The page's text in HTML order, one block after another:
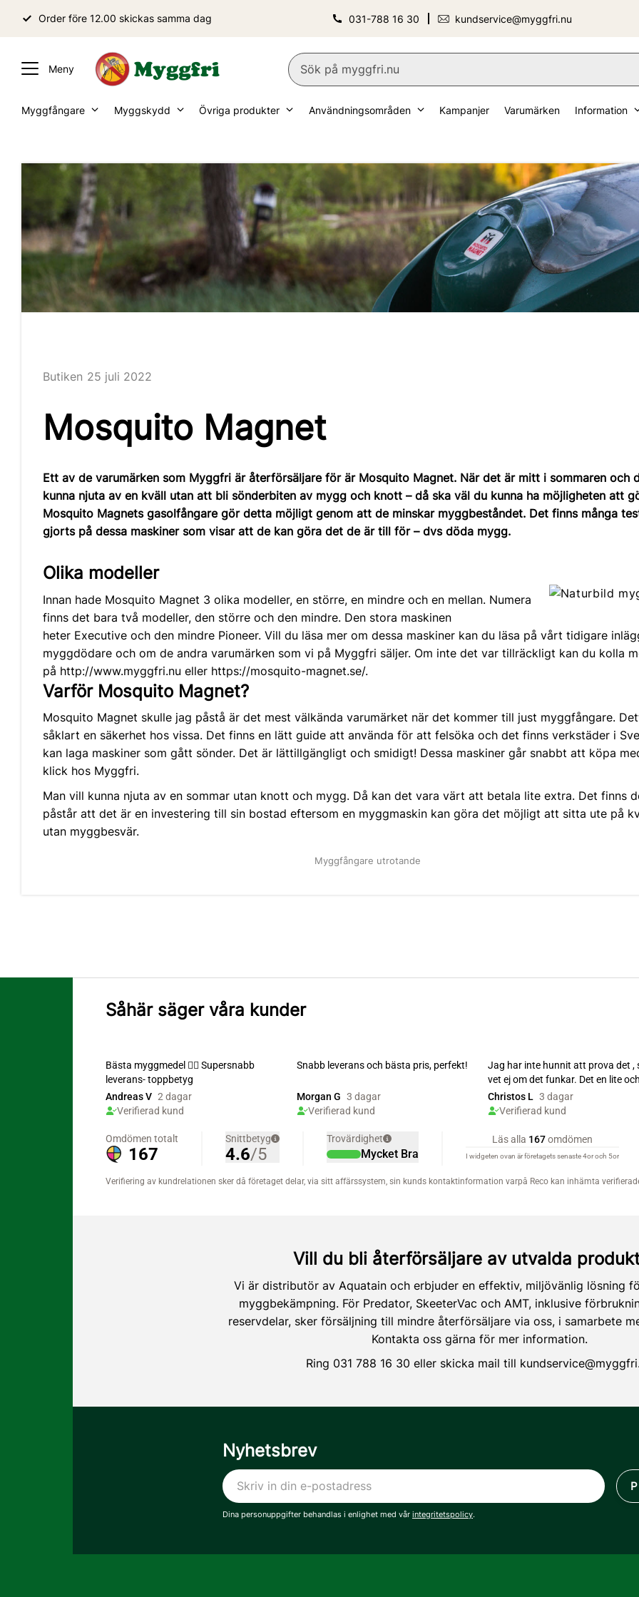
Order före 12.00 skickas samma dag 031-788 16 30 kundservice@myggfri.nu
Myggfångare Myggskydd Övriga produkter Användningsområden Kampanjer Varumärken Information
Butiken 25 juli 2022
Mosquito Magnet
Ett av de varumärken som Myggfri är återförsäljare för är Mosquito Magnet. När det är mitt i sommaren och
kunna njuta av en kväll utan att bli sönderbiten av mygg och knott – då ska väl du kunna ha möjligheten att
Mosquito Magnets gasolfångare gör detta möjligt genom att de minskar myggbeståndet. Det finns många
gjorts på dessa maskiner som visar att de kan göra det de är till för – dvs döda mygg.
Olika modeller
Innan hade Mosquito Magnet 3 olika modeller, en större, en mindre och en mellan. Numera
finns det bara två modeller, den större och den mindre. Den stora maskinen
heter Executive och den mindre Pioneer. Vill du läsa mer om dessa maskiner kan du läsa på vårt tidigare
myggdödare och om de andra varumärken som vi på Myggfri säljer. Om inte det var tillräckligt kan du kolla
på http://www.myggfri.nu eller https://mosquito-magnet.se/.
Varför Mosquito Magnet?
Mosquito Magnet skulle jag påstå är det mest välkända varumärket när det kommer till just myggfångare.
såklart en säkerhet hos vissa. Det finns en lätt guide att använda för att felsöka och det finns verkstäder i
kan laga maskiner som gått sönder. Det är lättillgängligt och smidigt! Dessa maskiner går snabbt att köpa
klick hos Myggfri.
Man vill kunna njuta av en sommar utan knott och mygg. Då kan det vara värt att betala lite extra. Det finns
påstår att det är en investering till sin bostad eftersom en myggmaskin kan göra det möjligt att sitta ute på
utan myggbesvär.
Myggfångare utrotande
Såhär säger våra kunder
Vill du bli återförsäljare av utvalda
Vi är distributör av Aquatain och erbjuder en effektiv, miljövänlig lösning
myggbekämpning. För Predator, SkeeterVac och AMT, inklusive
reservdelar, sker försäljning till mindre återförsäljare via oss, i samarbete
Kontakta oss gärna för mer information.
Ring 031 788 16 30 eller skicka mail till
Nyhetsbrev
Dina personuppgifter behandlas i enlighet med vår integritetspolicy.